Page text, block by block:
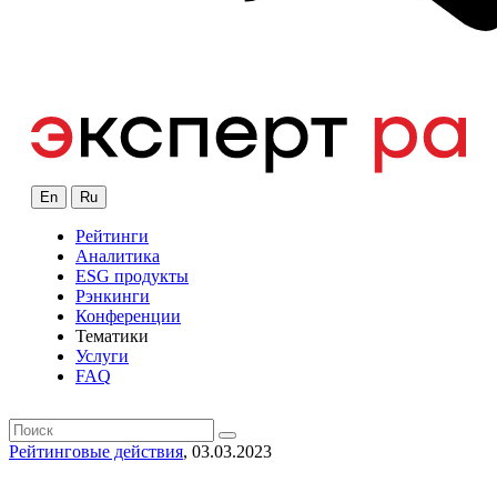
En Ru
Рейтинги
Аналитика
ESG продукты
Рэнкинги
Конференции
Тематики
Услуги
FAQ
Рейтинговые действия, 03.03.2023